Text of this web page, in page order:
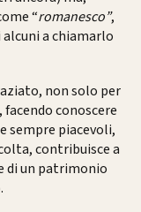
“romanesco”,
a chiamarlo
non solo per
conoscere
sempre piacevoli,
contribuisce a
di un patrimonio